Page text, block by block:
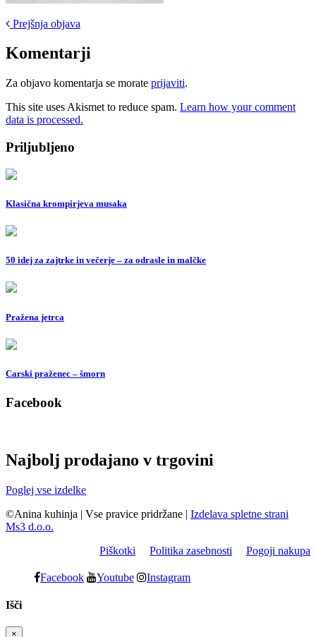
Post
navigation
Prejšnja objava
Komentarji
Za objavo komentarja se morate prijaviti.
This site uses Akismet to reduce spam. Learn how your comment
data is processed.
Priljubljeno
Klasična krompirjeva musaka
50 idej za zajtrke in večerje – za odrasle in malčke
Pražena jetrca
Carski praženec – šmorn
Facebook
Najbolj prodajano v trgovini
Poglej vse izdelke
©Anina kuhinja | Vse pravice pridržane | Izdelava spletne strani
Ms3 d.o.o.
Piškotki
Politika zasebnosti Pogoji nakupa
Facebook Youtube Instagram
Išči
×